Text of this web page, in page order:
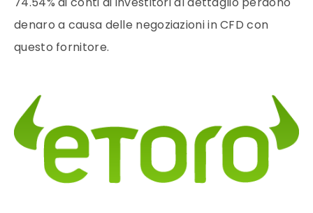
denaro a causa delle negoziazioni in CFD con
questo fornitore.